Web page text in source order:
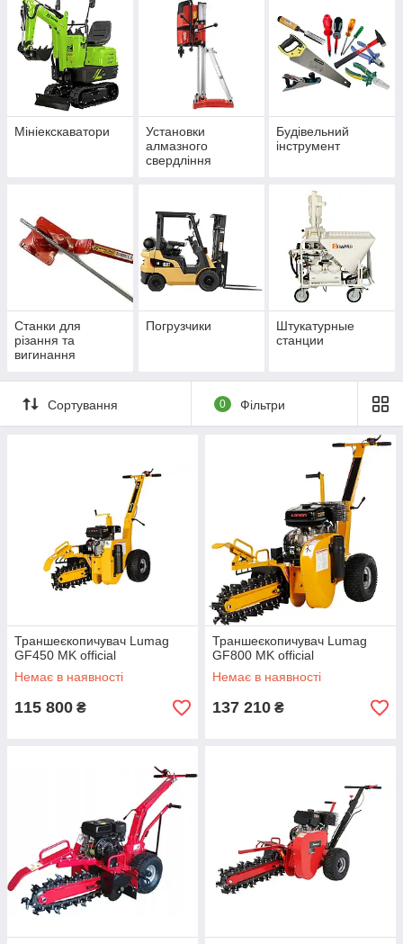
Мініекскаватори
Установки
алмазного
свердління
Будівельний
інструмент
Станки для
різання та
вигинання
Погрузчики
Штукатурные
станции
Сортування 0 Фільтри
Траншеєкопичувач Lumag
GF450 MK official
Немає в наявності
115 800 ₴
Траншеєкопичувач Lumag
GF800 MK official
Немає в наявності
137 210 ₴